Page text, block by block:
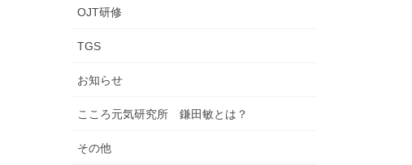
OJT研修
TGS
お知らせ
こころ元気研究所 鎌田敏とは？
その他